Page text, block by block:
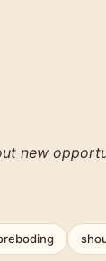
new